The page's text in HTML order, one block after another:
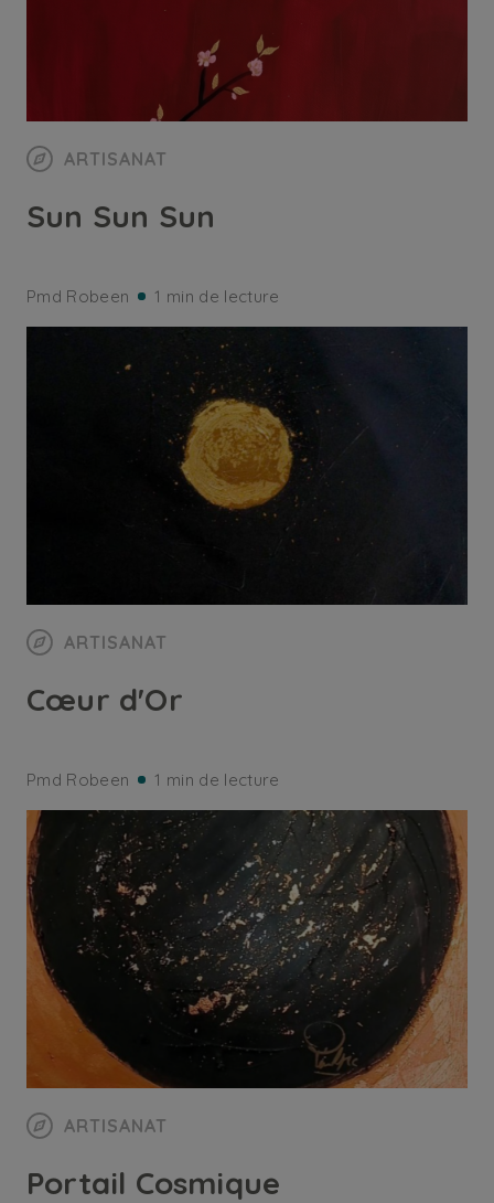
ARTISANAT
Sun Sun Sun
Pmd Robeen 1 min de lecture
ARTISANAT
Cœur d'Or
Pmd Robeen 1 min de lecture
ARTISANAT
Portail Cosmique